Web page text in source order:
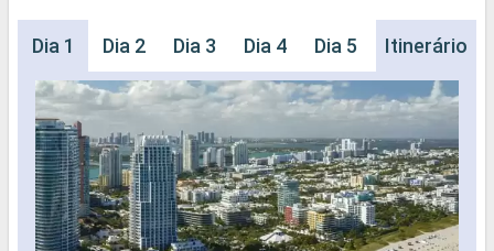
Dia 1 Dia 2 Dia 3 Dia 4 Dia 5 Dia 6
Itinerário